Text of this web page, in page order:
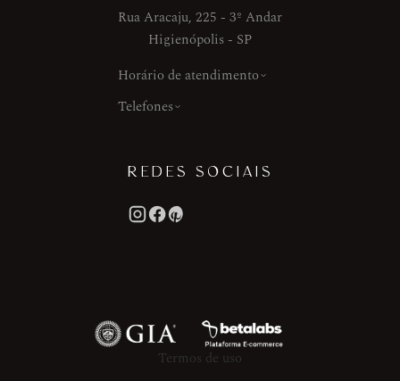
Rua Aracaju, 225 - 3º Andar
Higienópolis - SP
Horário de atendimento
Telefones
REDES SOCIAIS
Termos de uso